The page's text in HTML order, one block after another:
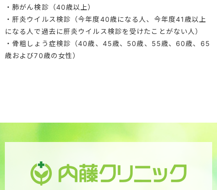
・肺がん検診（40歳以上）
・肝炎ウイルス検診（今年度40歳になる人、今年度41歳以上
になる人で過去に肝炎ウイルス検診を受けたことがない人）
・骨粗しょう症検診（40歳、45歳、50歳、55歳、60歳、65
歳および70歳の女性）